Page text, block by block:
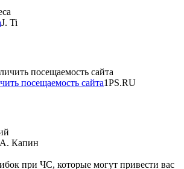
J. Ti
посещаемость сайта1PS.RU
А. Капин